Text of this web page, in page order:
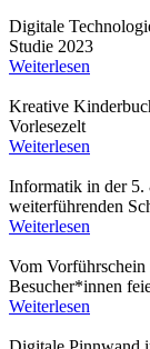
Digitale
Studie 2023
Weiterlesen
Kreative
Vorlesezelt
Weiterlesen
Informatik in der 5.
weiterführenden
Weiterlesen
Vom
Besucher*innen
Weiterlesen